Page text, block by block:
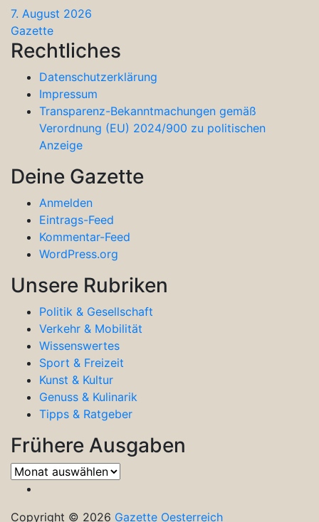
7. August 2026
Gazette
Rechtliches
Datenschutzerklärung
Impressum
Transparenz-Bekanntmachungen gemäß
Verordnung (EU) 2024/900 zu politischen
Anzeige
Deine Gazette
Anmelden
Eintrags-Feed
Kommentar-Feed
WordPress.org
Unsere Rubriken
Politik & Gesellschaft
Verkehr & Mobilität
Wissenswertes
Sport & Freizeit
Kunst & Kultur
Genuss & Kulinarik
Tipps & Ratgeber
Frühere Ausgaben
Frühere
Ausgaben
Copyright © 2026 Gazette Oesterreich